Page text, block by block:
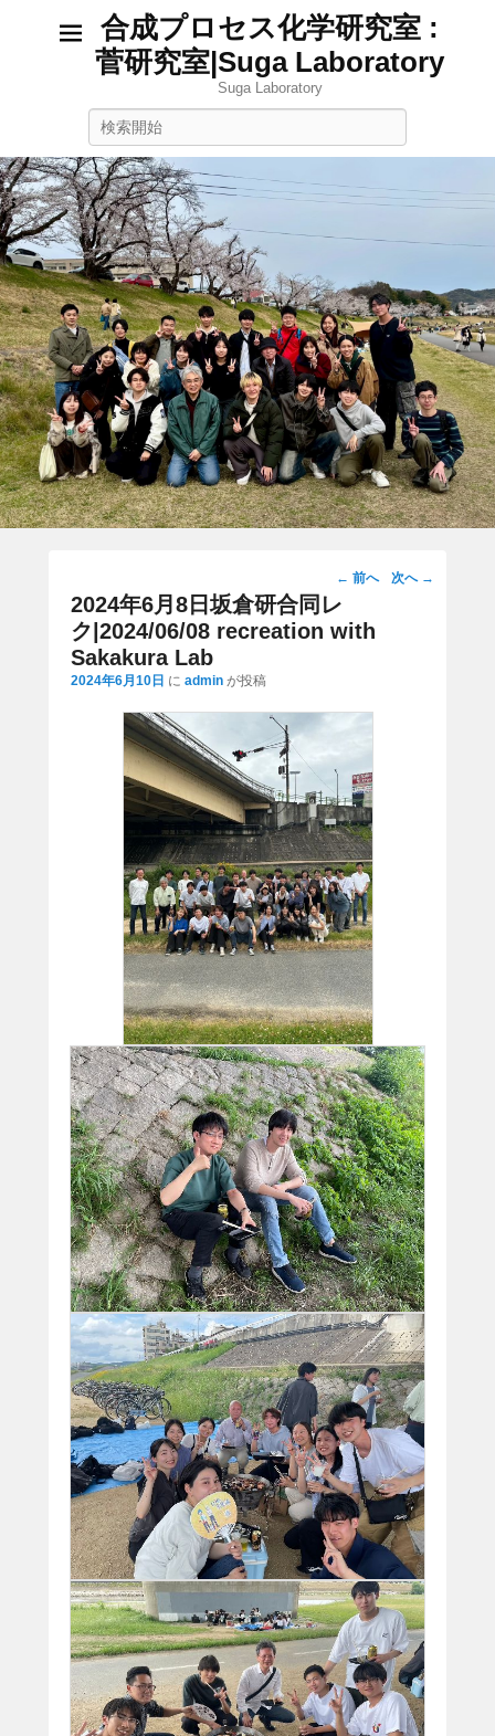
合成プロセス化学研究室 :
菅研究室|Suga Laboratory
Suga Laboratory
投
稿
ナ
ン
← 前へ 次へ →
2024年6月8日坂倉研合同レ
ク|2024/06/08 recreation with
Sakakura Lab
2024年6月10日 に admin が投稿